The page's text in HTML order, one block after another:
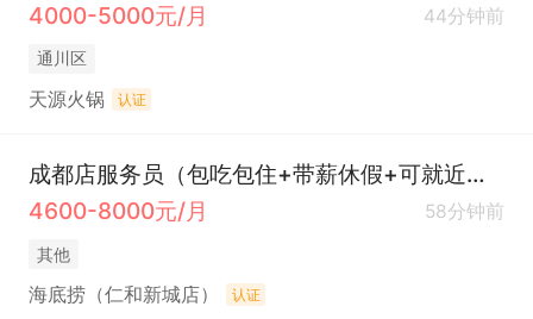
4000-5000元/月
44分钟前
通川区
天源火锅 认证
成都店服务员（包吃包住+带薪休假+可就近安排）
4600-8000元/月
58分钟前
其他
海底捞（仁和新城店） 认证